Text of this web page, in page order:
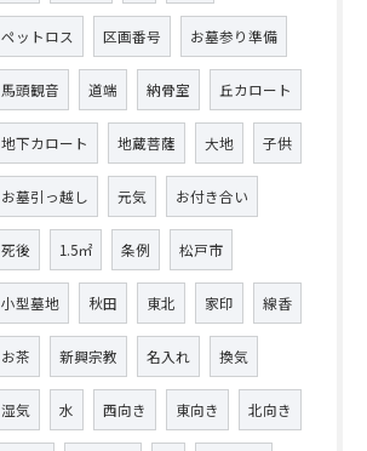
ペットロス 区画番号 お墓参り準備
馬頭観音 道端 納骨室 丘カロート
地下カロート 地蔵菩薩 大地 子供
お墓引っ越し 元気 お付き合い
死後 1.5㎡ 条例 松戸市
小型墓地 秋田 東北 家印 線香
お茶 新興宗教 名入れ 換気
湿気 水 西向き 東向き 北向き